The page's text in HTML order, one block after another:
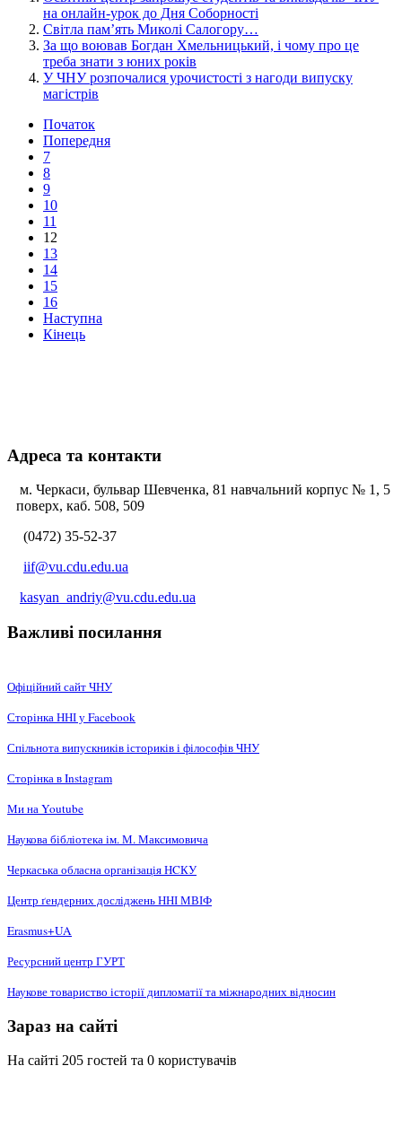
на онлайн-урок до Дня Соборності
Світла пам’ять Миколі Салогору…
За що воював Богдан Хмельницький, і чому про це
треба знати з юних років
У ЧНУ розпочалися урочистості з нагоди випуску
магістрів
Початок
Попередня
7
8
9
10
11
12
13
14
15
16
Наступна
Кінець
Адреса та контакти
м. Черкаси, бульвар Шевченка, 81 навчальний корпус № 1, 5
поверх, каб. 508, 509
(0472) 35-52-37
iif@vu.cdu.edu.ua
kasyan_andriy@vu.cdu.edu.ua
Важливі посилання
Офіційний сайт ЧНУ
Сторінка ННІ у Facebook
Спільнота випускників істориків і філософів ЧНУ
Сторінка в Instagram
Ми на Youtube
Наукова бібліотека ім. М. Максимовича
Черкаська обласна організація НCКУ
Центр ґендерних досліджень ННІ МВІФ
Erasmus+UA
Ресурсний центр ГУРТ
Наукове товариство історії дипломатії та міжнародних відносин
Зараз на сайті
На сайті 205 гостей та 0 користувачів